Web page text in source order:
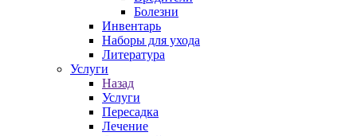
Болезни
Инвентарь
Наборы для ухода
Литература
Услуги
Назад
Услуги
Пересадка
Лечение